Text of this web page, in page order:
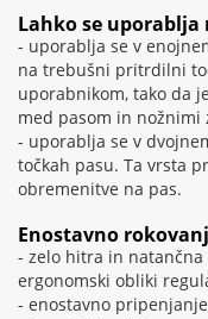
Lahko se uporablja
- uporablja se v
na trebušni pritrdilni
uporabnikom, tako da
med pasom in nožnimi
- uporablja se v
točkah pasu. Ta vrsta
obremenitve na pas.
Enostavno
- zelo hitra in
ergonomski obliki
- enostavno